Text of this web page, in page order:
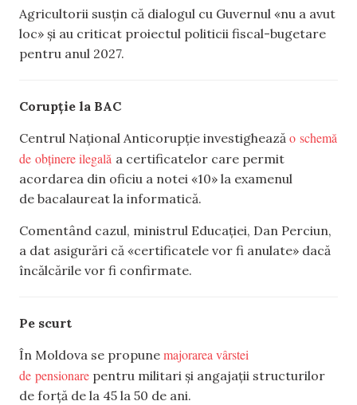
Agricultorii susțin că dialogul cu Guvernul «nu a avut
loc» și au criticat proiectul politicii fiscal-bugetare
pentru anul 2027.
Corupție la BAC
Centrul Național Anticorupție investighează o schemă
de obținere ilegală a certificatelor care permit
acordarea din oficiu a notei «10» la examenul
de bacalaureat la informatică.
Comentând cazul, ministrul Educației, Dan Perciun,
a dat asigurări că «certificatele vor fi anulate» dacă
încălcările vor fi confirmate.
Pe scurt
În Moldova se propune majorarea vârstei
de pensionare pentru militari și angajații structurilor
de forță de la 45 la 50 de ani.